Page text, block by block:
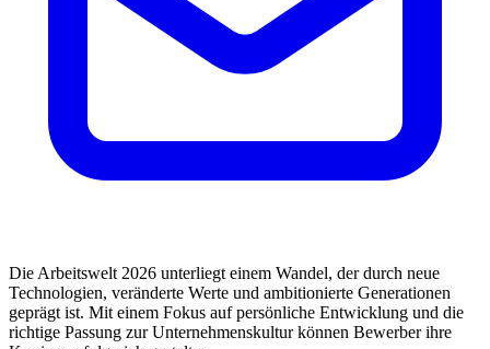
Die Arbeitswelt 2026 unterliegt einem Wandel, der durch neue
Technologien, veränderte Werte und ambitionierte Generationen
geprägt ist. Mit einem Fokus auf persönliche Entwicklung und die
richtige Passung zur Unternehmenskultur können Bewerber ihre